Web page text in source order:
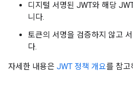
디지털 서명된 JWT와 해당
니다.
토큰의 서명을 검증하지 않고
다.
자세한 내용은 JWT 정책 개요를 참고